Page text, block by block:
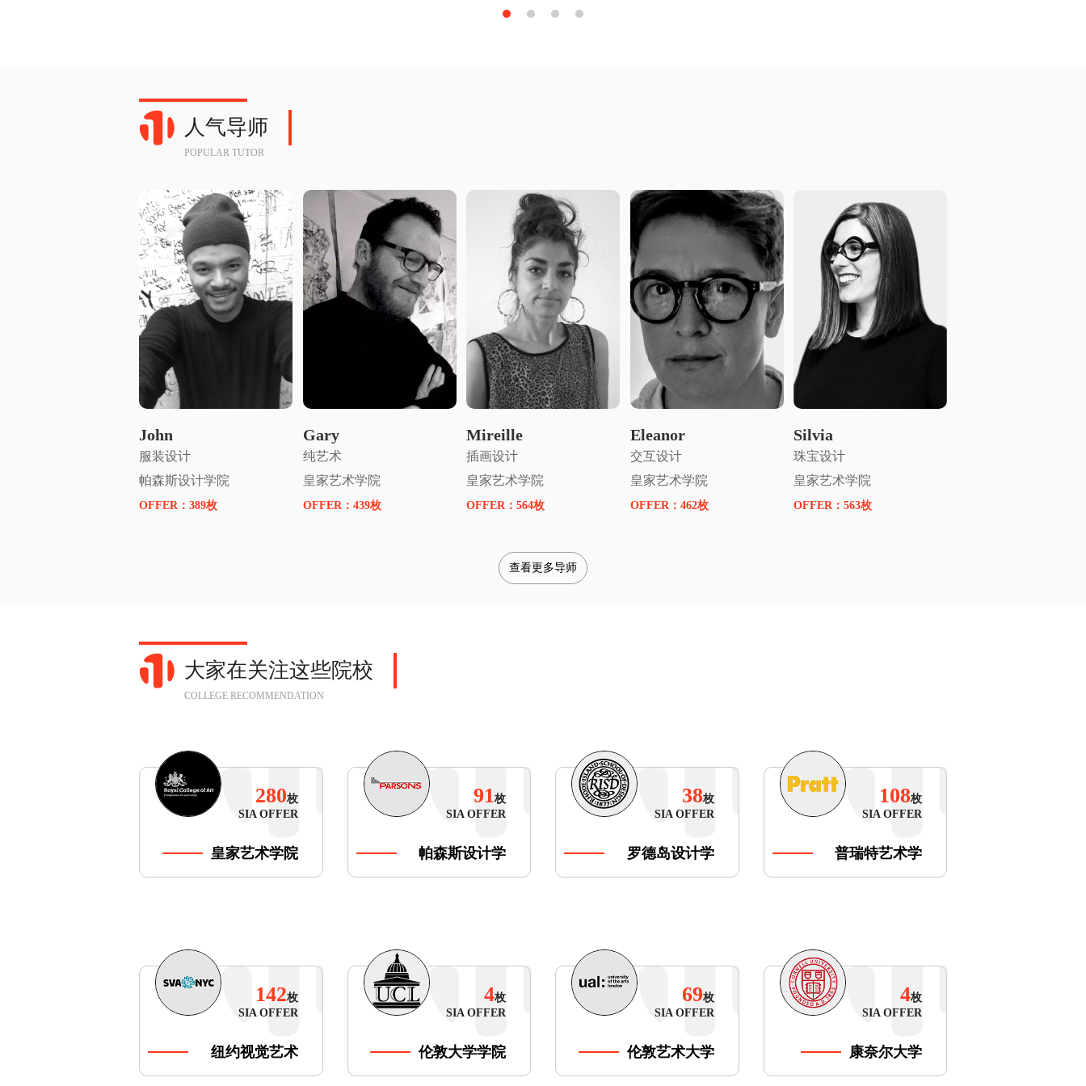
人气导师
POPULAR TUTOR
John
服装设计
帕森斯设计学院
OFFER： 389枚
Gary
纯艺术
皇家艺术学院
OFFER： 439枚
申请名师指导
Mireille
插画设计
皇家艺术学院
OFFER： 564枚
Eleanor
交互设计
皇家艺术学院
OFFER： 462枚
Silvia
珠宝设计
皇家艺术学院
OFFER： 563枚
查看更多导师
大家在关注这些院校
COLLEGE RECOMMENDATION
280枚
SIA OFFER
皇家艺术学院
91枚
SIA OFFER
帕森斯设计学
38枚
SIA OFFER
罗德岛设计学
108枚
SIA OFFER
普瑞特艺术学
142枚
SIA OFFER
纽约视觉艺术
69枚
SIA OFFER
伦敦艺术大学
4枚
SIA OFFER
伦敦大学学院
4枚
SIA OFFER
康奈尔大学